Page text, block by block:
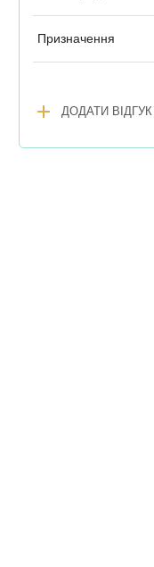
Призначення
add ДОДАТИ ВІДГУК